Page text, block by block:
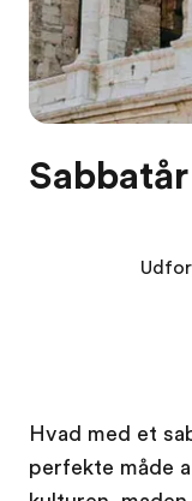
Bliv en del af holdet
Hvad med et
perfekte måde